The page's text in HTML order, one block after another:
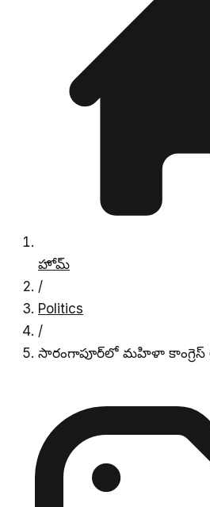
హోమ్
/
Politics
/
సారంగాపూర్‌లో మహిళా కాంగ్రెస్